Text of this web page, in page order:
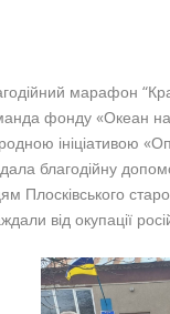
марафон
фонду «Океан
ініціативою
благодійну
Плосківського
від окупації